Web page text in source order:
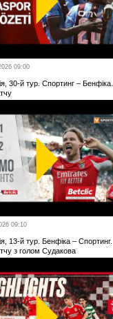
09:00
30-й тур. Спортинг – Бенфіка.
09:10
13-й тур. Бенфіка – Спортинг.
з голом Судакова